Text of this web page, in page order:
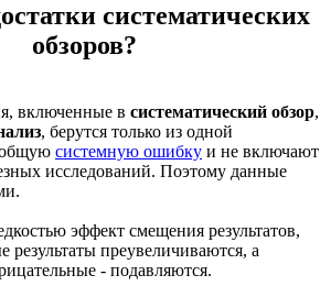
систематических
обзоров?
включенные в систематический обзор,
, берутся только из одной
системную ошибку и не включают
исследований. Поэтому данные
эффект смещения результатов,
результаты преувеличиваются, а
- подавляются.